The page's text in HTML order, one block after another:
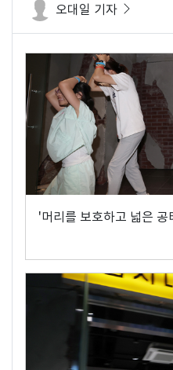
오대일 기자
'머리를 보호하고 넓은 공